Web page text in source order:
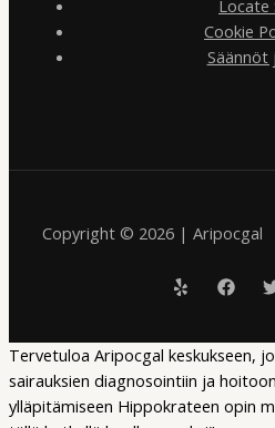
Locate
Cookie
Säännöt
Copyright © 2026 | Aripocgal
Tervetuloa Aripocgal keskukseen,
sairauksien diagnosointiin ja
ylläpitämiseen Hippokrateen opin